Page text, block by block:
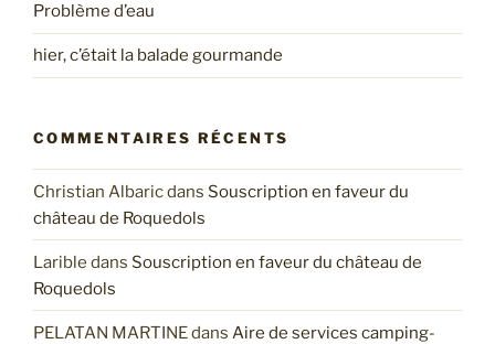
Problème d’eau
hier, c’était la balade gourmande
COMMENTAIRES RÉCENTS
Christian Albaricdans Souscription en faveur du
château de Roquedols
Larible dans Souscription en faveur du château de
Roquedols
PELATAN MARTINEdans Aire de services camping-